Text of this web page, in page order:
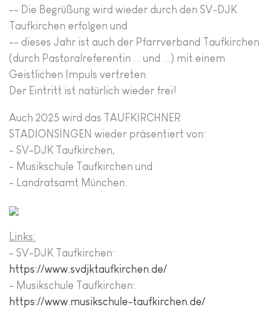
-- Die Begrüßung wird wieder durch den SV-DJK
Taufkirchen erfolgen und
-- dieses Jahr ist auch der Pfarrverband Taufkirchen
(durch Pastoralreferentin ... und ...) mit einem
Geistlichen Impuls vertreten.
Der Eintritt ist natürlich wieder frei!
Auch 2025 wird das TAUFKIRCHNER
STADIONSINGEN wieder präsentiert von:
- SV-DJK Taufkirchen,
- Musikschule Taufkirchen und
- Landratsamt München.
Links:
- SV-DJK Taufkirchen:
https://www.svdjktaufkirchen.de/
- Musikschule Taufkirchen:
https://www.musikschule-taufkirchen.de/